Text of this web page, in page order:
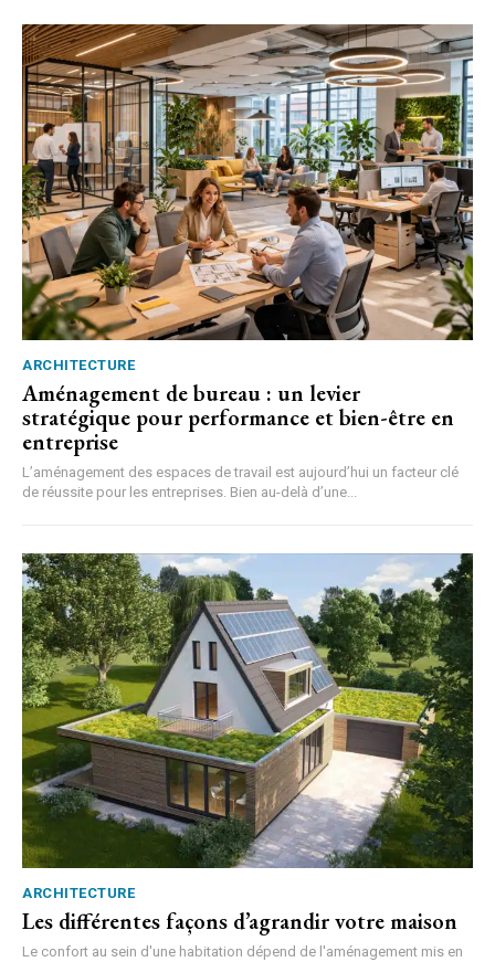
ARCHITECTURE
Aménagement de bureau : un levier
stratégique pour performance et bien-être en
entreprise
L’aménagement des espaces de travail est aujourd’hui un facteur clé
de réussite pour les entreprises. Bien au-delà d’une...
ARCHITECTURE
Les différentes façons d’agrandir votre maison
Le confort au sein d'une habitation dépend de l'aménagement mis en